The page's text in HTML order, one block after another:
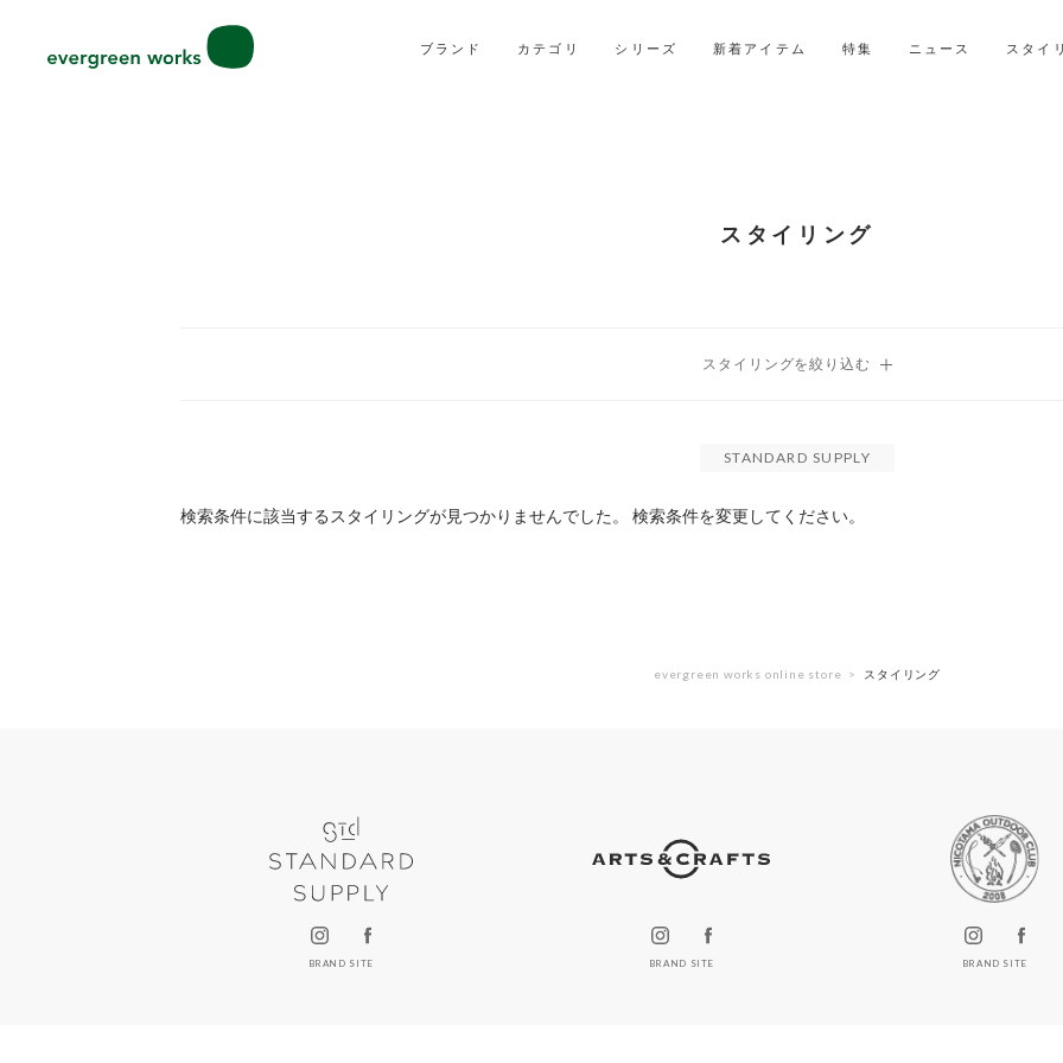
ブランド
カテゴリ シリーズ 新着アイテム 特集 ニュース スタイ
スタイリング
STANDARD SUPPLY
検索条件に該当するスタイリングが見つかりませんでした。 検索条件を変更してください。
evergreen works online store スタイリング
BRAND SITE BRAND SITE BRAND SITE